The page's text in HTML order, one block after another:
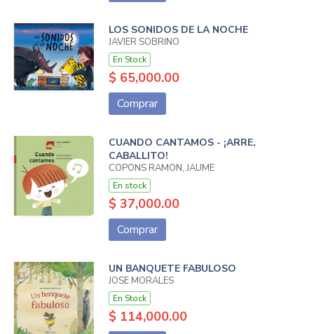
LOS SONIDOS DE LA NOCHE
JAVIER SOBRINO
En Stock
$ 65,000.00
Comprar
CUANDO CANTAMOS - ¡ARRE,
CABALLITO!
COPONS RAMON, JAUME
En stock
$ 37,000.00
Comprar
UN BANQUETE FABULOSO
JOSE MORALES
En Stock
$ 114,000.00